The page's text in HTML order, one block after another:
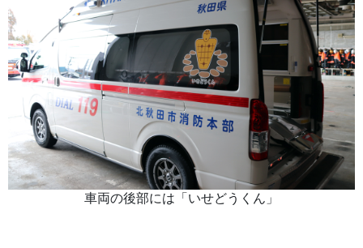
車両の後部には「いせどうくん」